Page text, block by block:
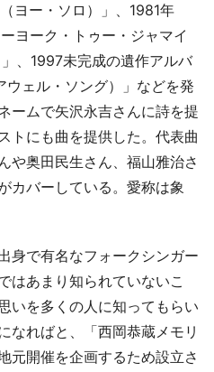
ヨー・ソロ）」、1981年
ヨーク・トゥー・ジャマイ
、1997未完成の遺作アルバ
ェル・ソング）」などを発
ームで矢沢永吉さんに詩を提
トにも曲を提供した。代表曲
や奥田民生さん、福山雅治さ
カバーしている。愛称は象
身で有名なフォークシンガー
はあまり知られていないこ
いを多くの人に知ってもらい
なればと、「西岡恭蔵メモリ
元開催を企画するため設立さ